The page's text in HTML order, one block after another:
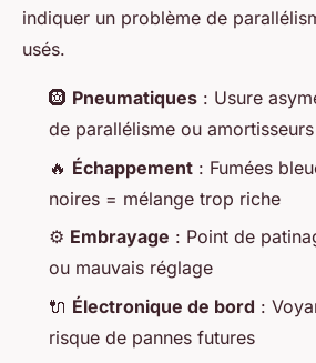
indiquer un problème de
usés.
🛞 Pneumatiques : Usure
de parallélisme ou amortisseurs
🔥 Échappement : Fumées
noires = mélange trop riche
⚙️ Embrayage : Point de
ou mauvais réglage
🔌 Électronique de bord :
risque de pannes futures